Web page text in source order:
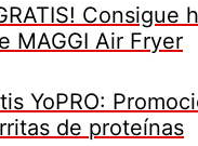
Consigue
MAGGI Air Fryer
YoPRO:
de proteínas